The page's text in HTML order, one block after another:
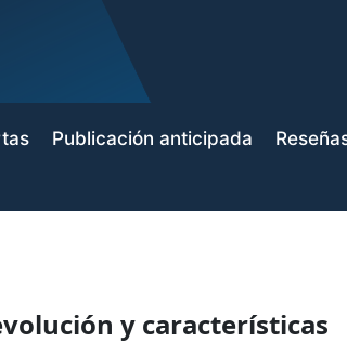
Publicación anticipada
y características